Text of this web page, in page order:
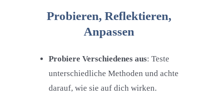
Probieren, Reflektieren,
Anpassen
Probiere Verschiedenes aus: Teste
unterschiedliche Methoden und achte
darauf, wie sie auf dich wirken.